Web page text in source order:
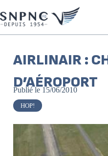
AIRLINAIR :
D’AÉROPORT
Publié le 15/06/2010
HOP!